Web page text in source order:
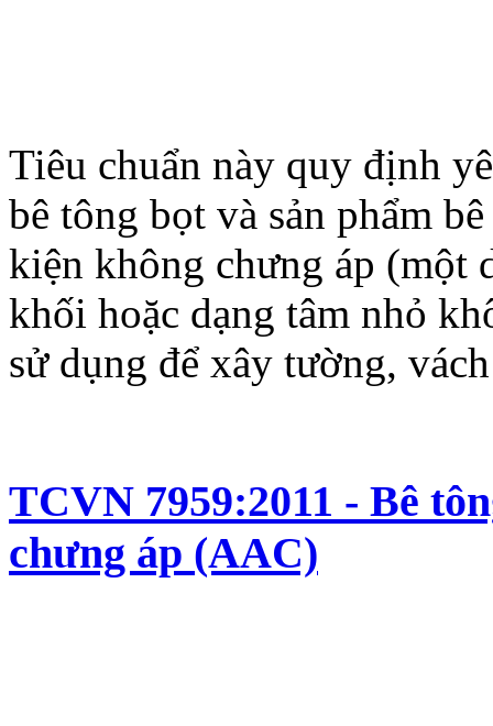
Tiêu chuẩn này quy định
bê tông bọt và sản phẩm
kiện không chưng áp (một
khối hoặc dạng tâm nhỏ
sử dụng để xây tường,
TCVN 7959:2011 - Bê
chưng áp (AAC)